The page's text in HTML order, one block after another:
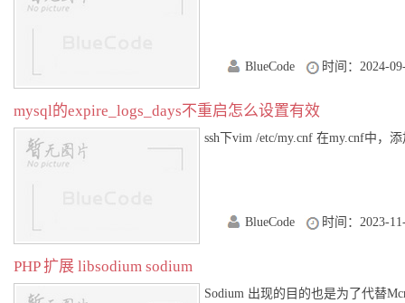
BlueCode 时间：2024-
mysql的expire_logs_days不重启怎么设置有效
ssh下vim /etc/my.cnf 在my.cnf中，
BlueCode 时间：2023-
PHP 扩展 libsodium sodium
Sodium 出现的目的也是为了代替